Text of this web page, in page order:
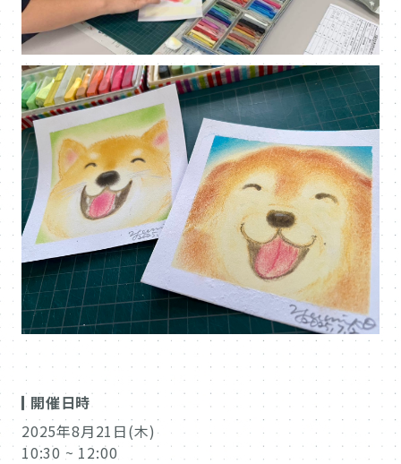
開催日時
2025年8月21日(木)
10:30 ~ 12:00